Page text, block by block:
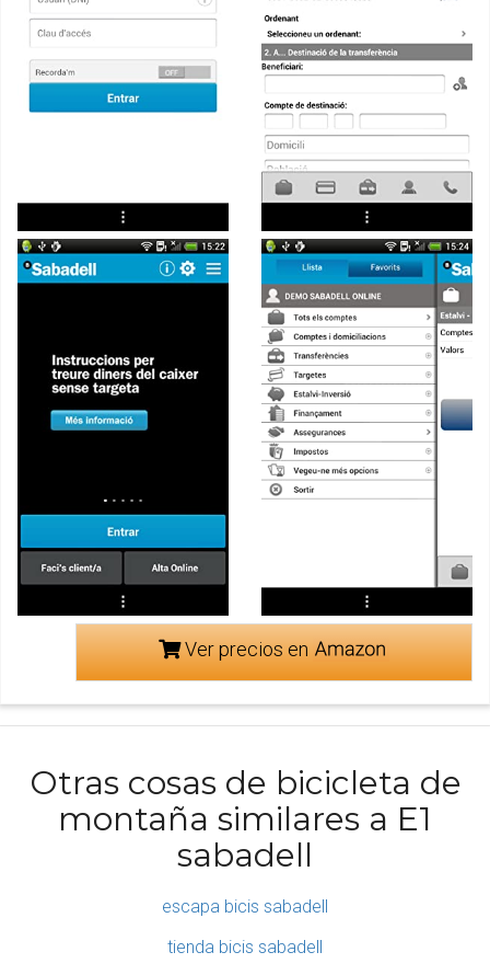
Ver precios en
Otras cosas de bicicleta de
montaña similares a E1
sabadell
escapa bicis sabadell
tienda bicis sabadell